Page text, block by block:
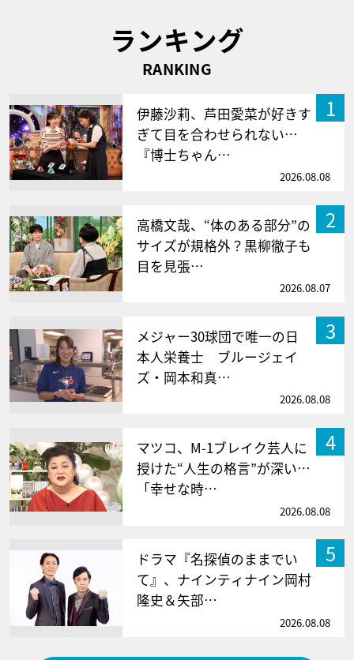
ランキング
RANKING
1
伊藤沙莉、芦田愛菜が好きす
ぎて目を合わせられない…
『博士ちゃん…
2026.08.08
2
高橋文哉、“体のある部分”の
サイズが規格外？黒柳徹子も
目を見張…
2026.08.07
3
メジャー30球団で唯一の日
本人栄養士 ブルージェイ
ズ・岡本和真…
2026.08.08
4
マツコ、M-1ブレイク芸人に
授けた“人生の格言”が深い…
「幸せな時…
2026.08.08
5
ドラマ『名探偵のままでい
て』、ナインティナイン岡村
隆史＆矢部…
2026.08.08